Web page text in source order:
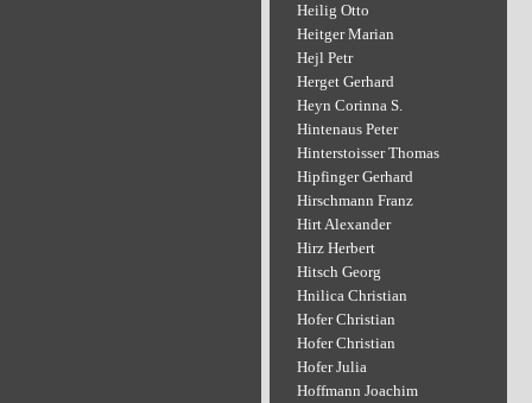
Heilig Otto
Heitger Marian
Hejl Petr
Herget Gerhard
Heyn Corinna S.
Hintenaus Peter
Hinterstoisser Thomas
Hipfinger Gerhard
Hirschmann Franz
Hirt Alexander
Hirz Herbert
Hitsch Georg
Hnilica Christian
Hofer Christian
Hofer Christian
Hofer Julia
Hoffmann Joachim